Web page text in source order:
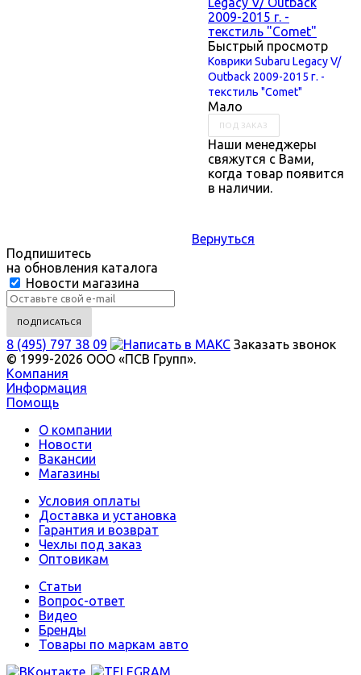
Быстрый просмотр
Коврики Subaru Legaсy V/
Outback 2009-2015 г. -
текстиль "Comet"
Мало
ПОД ЗАКАЗ
Наши менеджеры
свяжутся с Вами,
когда товар появится
в наличии.
Вернуться
Подпишитесь
на обновления каталога
Новости магазина
8 (495) 797 38 09
Заказать звонок
© 1999-2026 ООО «ПСВ Групп».
Компания
Информация
Помощь
О компании
Новости
Вакансии
Магазины
Условия оплаты
Доставка и установка
Гарантия и возврат
Чехлы под заказ
Оптовикам
Статьи
Вопрос-ответ
Видео
Бренды
Товары по маркам авто